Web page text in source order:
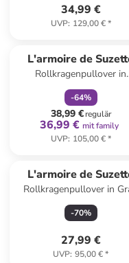
34,99 €
UVP: 129,00 €*
L'armoire de
Rollkragenpullover in
Bordeaux
-64%
38,99 €regulär
36,99 € mit family
UVP: 105,00 €*
L'armoire de
Rollkragenpullover in
-70%
27,99 €
UVP: 95,00 €*